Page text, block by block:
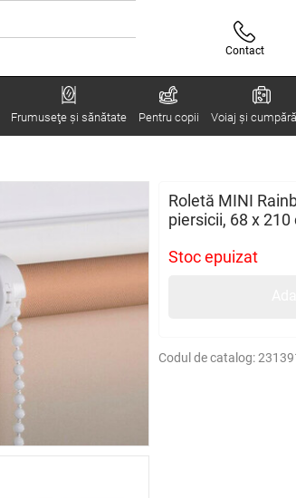
Contact
Frumuseţe şi sănătate Pentru copii Voiaj și
Roletă MINI
piersicii, 68 x 210
Stoc epuizat
Codul de catalog: